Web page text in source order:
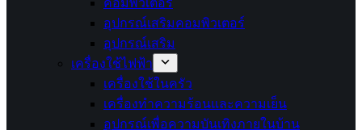
คอมพิวเตอร์
อุปกรณ์เสริมคอมพิวเตอร์
อุปกรณ์เสริม
เครื่องใช้ไฟฟ้า
เครื่องใช้ในครัว
เครื่องทำความร้อนและความเย็น
อุปกรณ์เพื่อความบันเทิงภายในบ้าน